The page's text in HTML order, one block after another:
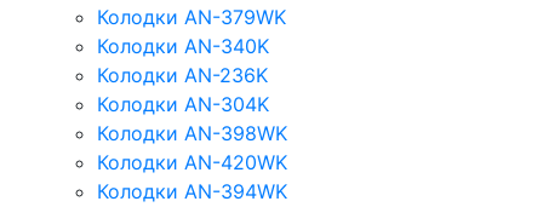
Колодки AN-379WK
Колодки AN-340K
Колодки AN-236K
Колодки AN-304K
Колодки AN-398WK
Колодки AN-420WK
Колодки AN-394WK